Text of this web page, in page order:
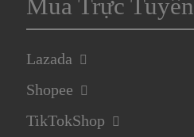
Mua Trực Tuyến
Lazada
Shopee
TikTokShop